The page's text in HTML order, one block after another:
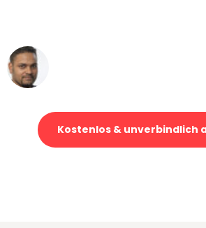
Kostenlos & unverbindlich